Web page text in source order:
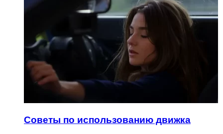
Советы по использованию движка